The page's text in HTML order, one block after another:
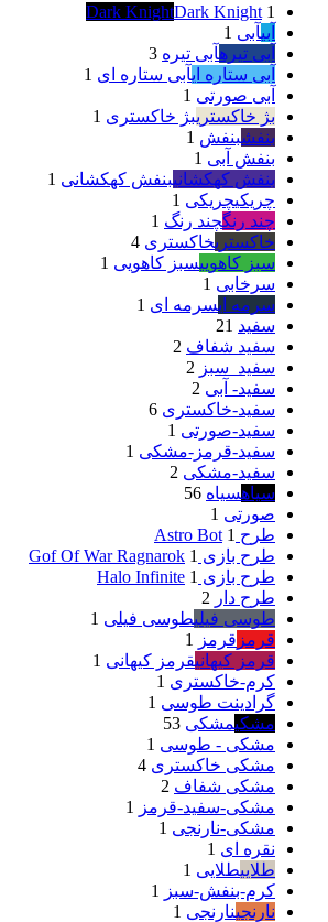
Dark KnightDark Knight 1
آبیآبی 1
آبی تیرهآبی تیره 3
آبی ستاره ایآبی ستاره ای 1
آبی صورتی 1
بژ خاکستریبژ خاکستری 1
بنفشبنفش 1
بنفش آبی 1
بنفش کهکشانیبنفش کهکشانی 1
چریکیچریکی 1
چند رنگچند رنگ 1
خاکستریخاکستری 4
سبز کاهوییسبز کاهویی 1
سرخابی 1
سرمه ایسرمه ای 1
سفید 21
سفید شفاف 2
سفید_سبز 2
سفید- آبی 2
سفید-خاکستری 6
سفید-صورتی 1
سفید-قرمز-مشکی 1
سفید-مشکی 2
سیاهسیاه 56
صورتی 1
طرح Astro Bot 1
طرح بازی Gof Of War Ragnarok 1
طرح بازی Halo Infinite 1
طرح دار 2
طوسی فیلیطوسی فیلی 1
قرمز قرمز
1
قرمز کیهانیقرمز کیهانی 1
کرم-خاکستری 1
گرادینت طوسی 1
مشکیمشکی 53
مشکی - طوسی 1
مشکی خاکستری 4
مشکی شفاف 2
مشکی-سفید-قرمز
1
مشکی-نارنجی 1
نقره ای 1
طلاییطلایی 1
کرم-بنفش-سبز
1
نارنجینارنجی 1